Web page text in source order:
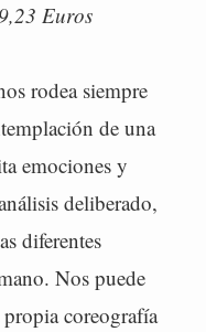
Euros
rodea siempre
de una
emociones y
deliberado,
diferentes
Nos puede
coreografía